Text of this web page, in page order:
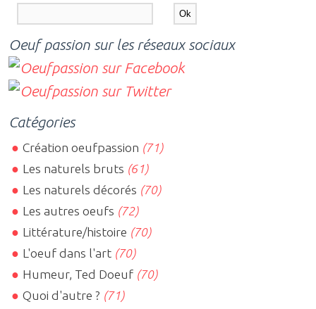
Oeuf passion sur les réseaux sociaux
Catégories
Création oeufpassion (71)
Les naturels bruts (61)
Les naturels décorés (70)
Les autres oeufs (72)
Littérature/histoire (70)
L'oeuf dans l'art (70)
Humeur, Ted Doeuf (70)
Quoi d'autre ? (71)